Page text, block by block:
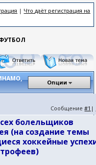
| Что даёт регистрация на
,
Опции
Сообщение#1 |
болельщиков
(на создание темы
хоккейные